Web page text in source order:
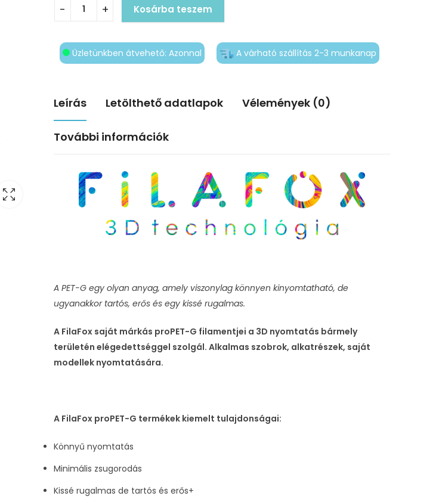
Kosárba teszem
Üzletünkben átvehető: Azonnal A várható szállítás 2-3 munkanap
Leírás Letölthető adatlapok Vélemények (0)
További információk
A PET-G egy olyan anyag, amely viszonylag könnyen kinyomtatható, de
ugyanakkor tartós, erős és egy kissé rugalmas.
A FilaFox saját márkás proPET-G filamentjei a 3D nyomtatás bármely
területén elégedettséggel szolgál. Alkalmas szobrok, alkatrészek, saját
modellek nyomtatására.
A FilaFox proPET-G termékek kiemelt tulajdonságai:
Könnyű nyomtatás
Minimális zsugorodás
Kissé rugalmas de tartós és erős+